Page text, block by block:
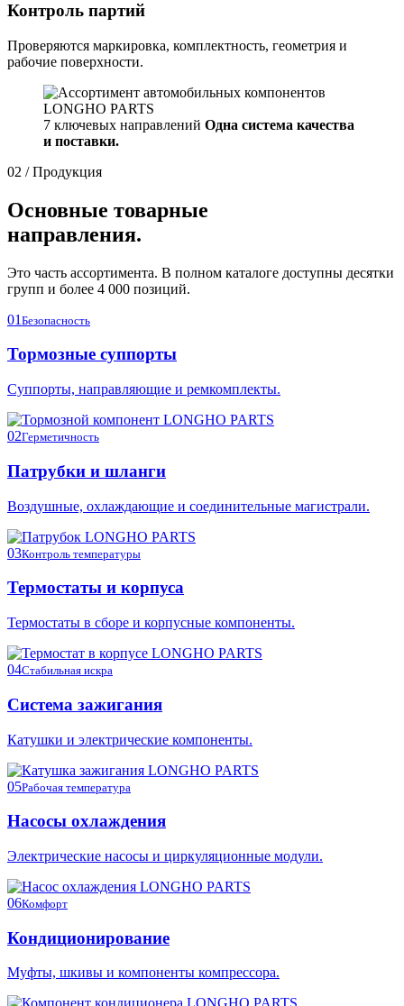
Контроль партий
Проверяются маркировка, комплектность, геометрия и
рабочие поверхности.
7 ключевых направлений Одна система качества
и поставки.
02 / Продукция
Основные товарные
направления.
Это часть ассортимента. В полном каталоге доступны десятки
групп и более 4 000 позиций.
01 Безопасность
Тормозные суппорты
Суппорты, направляющие и ремкомплекты.
02Герметичность
Патрубки и шланги
Воздушные, охлаждающие и соединительные магистрали.
03Контроль температуры
Термостаты и корпуса
Термостаты в сборе и корпусные компоненты.
04Стабильная искра
Система зажигания
Катушки и электрические компоненты.
05Рабочая температура
Насосы охлаждения
Электрические насосы и циркуляционные модули.
06Комфорт
Кондиционирование
Муфты, шкивы и компоненты компрессора.